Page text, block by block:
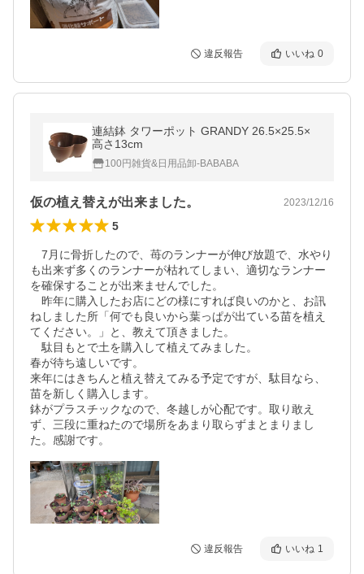
違反報告 いいね 0
連結鉢 タワーポット GRANDY 26.5×25.5×
高さ13cm
100円雑貨&日用品卸-BABABA
仮の植え替えが出来ました。 2023/12/16
5
7月に骨折したので、苺のランナーが伸び放題で、水やり
も出来ず多くのランナーが枯れてしまい、適切なランナー
を確保することが出来ませんでした。
昨年に購入したお店にどの様にすれば良いのかと、お訊
ねしました所「何でも良いから葉っぱが出ている苗を植え
てください。」と、教えて頂きました。
駄目もとで土を購入して植えてみました。
春が待ち遠しいです。
来年にはきちんと植え替えてみる予定ですが、駄目なら、
苗を新しく購入します。
鉢がプラスチックなので、冬越しが心配です。取り敢え
ず、三段に重ねたので場所をあまり取らずまとまりまし
た。感謝です。
違反報告 いいね 1